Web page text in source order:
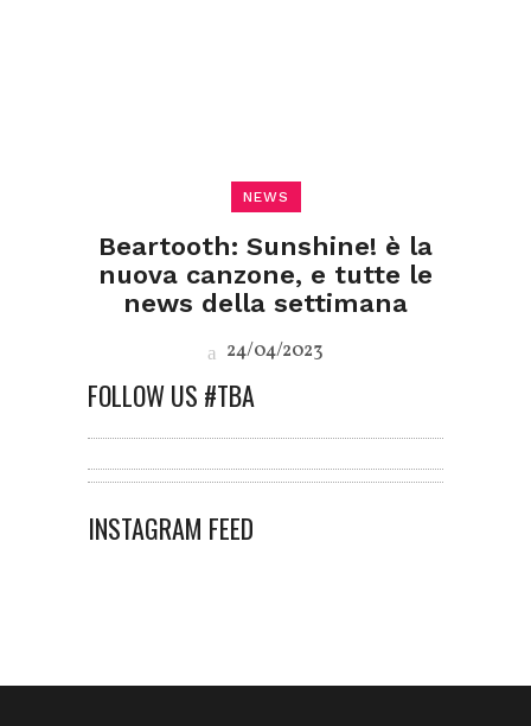
NEWS
Beartooth: Sunshine! è la
nuova canzone, e tutte le
news della settimana
24/04/2023
FOLLOW US #TBA
INSTAGRAM FEED